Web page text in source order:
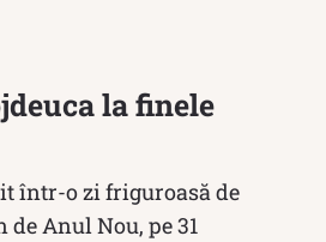
la finele
într-o zi friguroasă de
Anul Nou, pe 31